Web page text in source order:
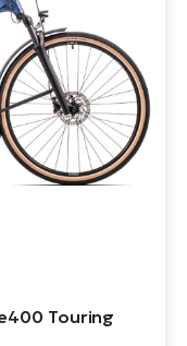
Touring